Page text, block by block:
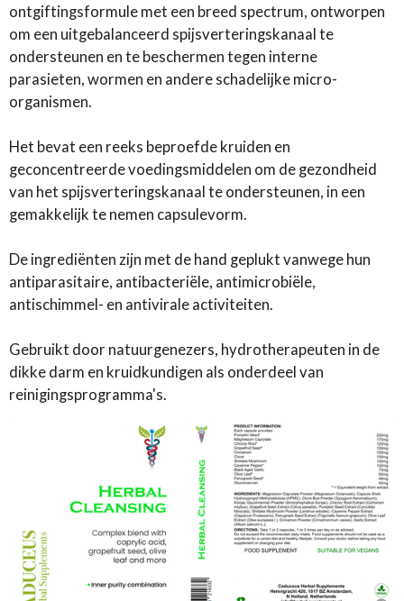
ontgiftingsformule met een breed spectrum, ontworpen
om een uitgebalanceerd spijsverteringskanaal te
ondersteunen en te beschermen tegen interne
parasieten, wormen en andere schadelijke micro-
organismen.
Het bevat een reeks beproefde kruiden en
geconcentreerde voedingsmiddelen om de gezondheid
van het spijsverteringskanaal te ondersteunen, in een
gemakkelijk te nemen capsulevorm.
De ingrediënten zijn met de hand geplukt vanwege hun
antiparasitaire, antibacteriële, antimicrobiële,
antischimmel- en antivirale activiteiten.
Gebruikt door natuurgenezers, hydrotherapeuten in de
dikke darm en kruidkundigen als onderdeel van
reinigingsprogramma's.